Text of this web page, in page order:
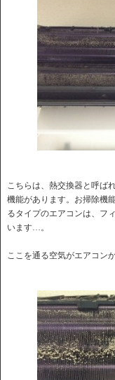
こちらは、熱交換器と呼ば
機能があります。お掃除機
るタイプのエアコンは、フ
います…。
ここを通る空気がエアコン